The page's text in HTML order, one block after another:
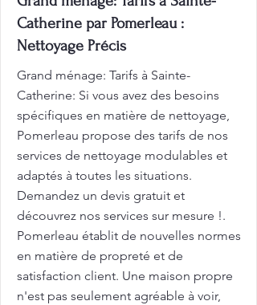
Catherine par Pomerleau :
Nettoyage Précis
Grand ménage: Tarifs à Sainte-
Catherine: Si vous avez des besoins
spécifiques en matière de nettoyage,
Pomerleau propose des tarifs de nos
services de nettoyage modulables et
adaptés à toutes les situations.
Demandez un devis gratuit et
découvrez nos services sur mesure !.
Pomerleau établit de nouvelles normes
en matière de propreté et de
satisfaction client. Une maison propre
n'est pas seulement agréable à voir,